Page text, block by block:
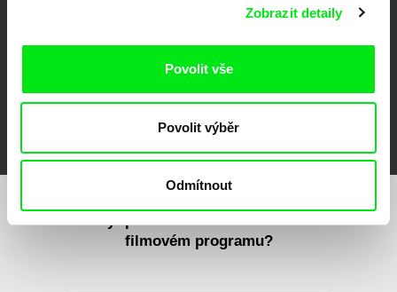
Zobrazit detaily
Povolit vše
Povolit výběr
Odmítnout
Chcete být pravidelně informováni o našem
filmovém programu?